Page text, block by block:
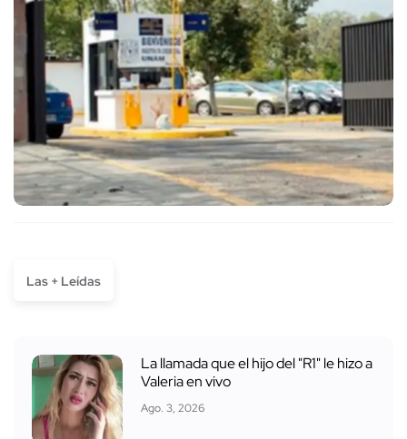
Las + Leídas
La llamada que el hijo del "R1" le hizo a
Valeria en vivo
Ago. 3, 2026